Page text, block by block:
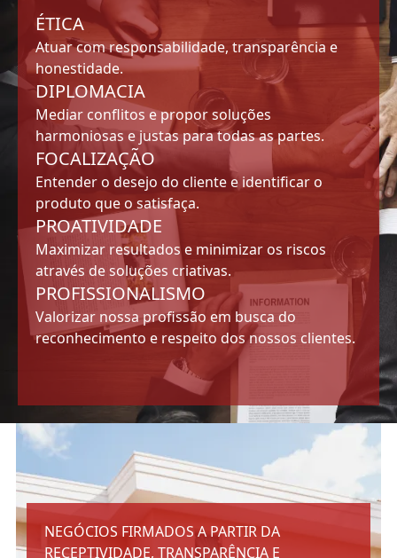
ÉTICA
Atuar com responsabilidade, transparência e
honestidade.
DIPLOMACIA
Mediar conflitos e propor soluções
harmoniosas e justas para todas as partes.
FOCALIZAÇÃO
Entender o desejo do cliente e identificar o
produto que o satisfaça.
PROATIVIDADE
Maximizar resultados e minimizar os riscos
através de soluções criativas.
PROFISSIONALISMO
Valorizar nossa profissão em busca do
reconhecimento e respeito dos nossos clientes.
NEGÓCIOS FIRMADOS A PARTIR DA
RECEPTIVIDADE, TRANSPARÊNCIA E